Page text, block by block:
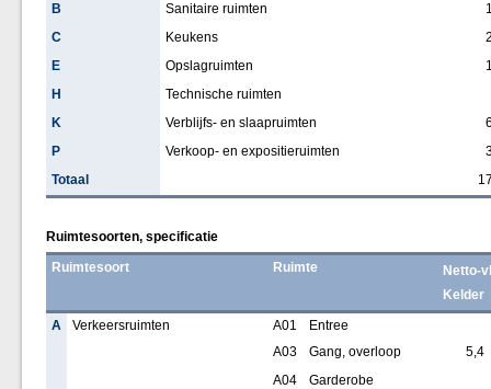
B
Sanitaire ruimten
C
Keukens
E
Opslagruimten
H
Technische ruimten
K
Verblijfs- en slaapruimten
P
Verkoop- en expositieruimten
Totaal
Ruimtesoorten, specificatie
Ruimtesoort
Ruimte
Netto-
Kelder
A
Verkeersruimten A01
Entree
A03
Gang, overloop
5,4
A04
Garderobe